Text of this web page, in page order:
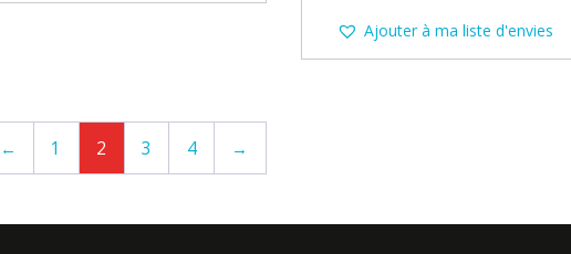
Ajouter à ma liste d'envies
← 1 2 3 4 →